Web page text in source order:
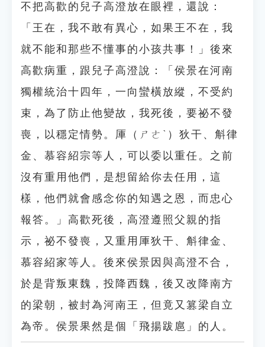
不把高歡的兒子高澄放在眼裡，還說：
「王在，我不敢有異心，如果王不在，我
就不能和那些不懂事的小孩共事！」後來
高歡病重，跟兒子高澄說：「侯景在河南
獨權統治十四年，一向蠻橫放縱，不受約
束，為了防止他變故，我死後，要祕不發
喪，以穩定情勢。厙（ㄕㄜˋ）狄干、斛律
金、慕容紹宗等人，可以委以重任。之前
沒有重用他們，是想留給你去任用，這
樣，他們就會感念你的知遇之恩，而忠心
報答。」高歡死後，高澄遵照父親的指
示，祕不發喪，又重用厙狄干、斛律金、
慕容紹家等人。後來侯景因與高澄不合，
於是背叛東魏，投降西魏，後又改降南方
的梁朝，被封為河南王，但竟又篡梁自立
為帝。侯景果然是個「飛揚跋扈」的人。